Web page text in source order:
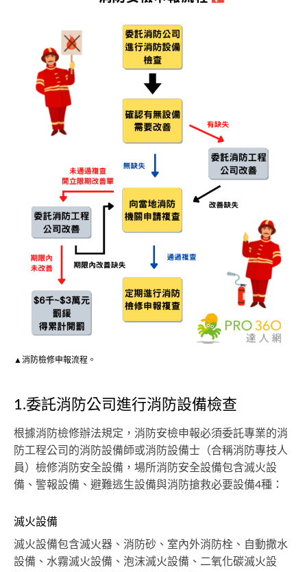
▲消防檢修申報流程。
1.委託消防公司進行消防設備檢查
根據消防檢修辦法規定，消防安檢申報必須委託專業的消
防工程公司的消防設備師或消防設備士（合稱消防專技人
員）檢修消防安全設備，場所消防安全設備包含滅火設
備、警報設備、避難逃生設備與消防搶救必要設備4種：
滅火設備
滅火設備包含滅火器、消防砂、室內外消防栓、自動撒水
設備、水霧滅火設備、泡沫滅火設備、二氧化碳滅火設